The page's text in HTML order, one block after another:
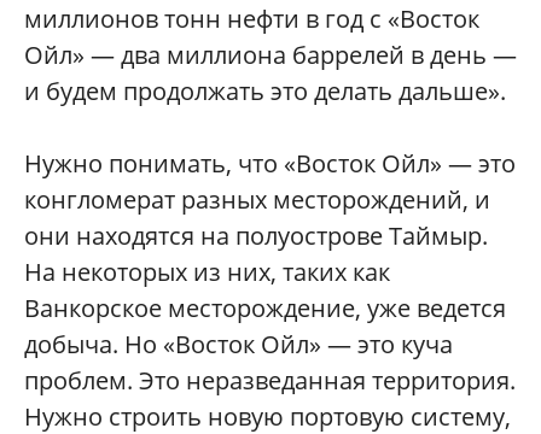
миллионов тонн нефти в год с «Восток
Ойл» — два миллиона баррелей в день —
и будем продолжать это делать дальше».
Нужно понимать, что «Восток Ойл» — это
конгломерат разных месторождений, и
они находятся на полуострове Таймыр.
На некоторых из них, таких как
Ванкорское месторождение, уже ведется
добыча. Но «Восток Ойл» — это куча
проблем. Это неразведанная территория.
Нужно строить новую портовую систему,